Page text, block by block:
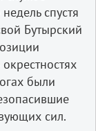
спустя
Бутырский
были
сил.